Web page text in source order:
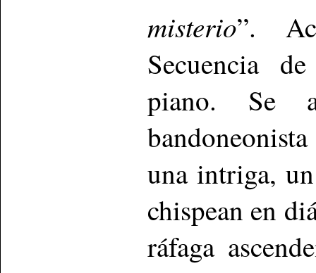
misterio”.
Secuencia
piano. Se
una intriga,
chispean en
ráfaga